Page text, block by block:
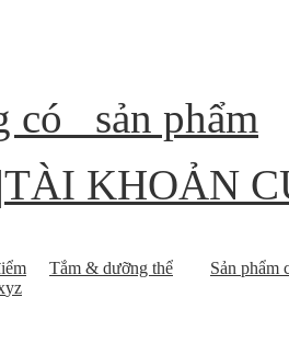
có
sản phẩm
|TÀI KHOẢN
Tắm & dưỡng thể
Sản phẩm
yz